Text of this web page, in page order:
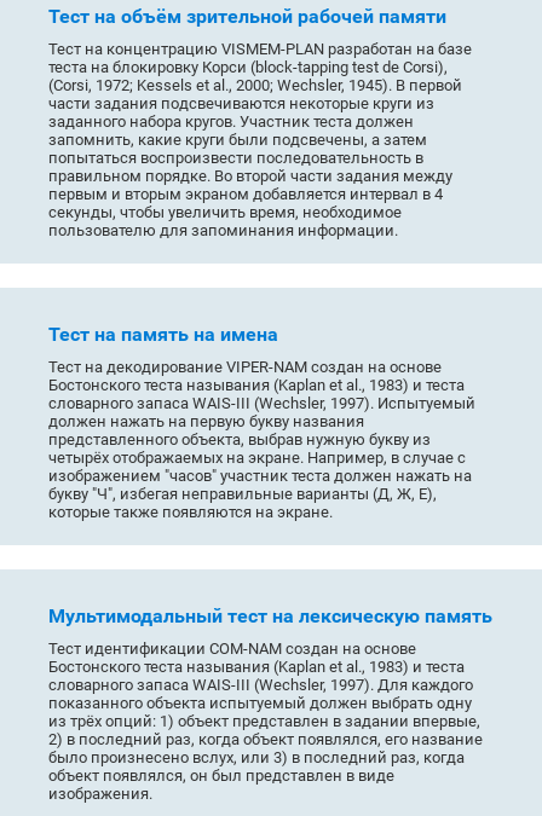
Тест на объём зрительной рабочей памяти
Тест на концентрацию VISMEM-PLAN разработан на базе
теста на блокировку Корси (block-tapping test de Corsi),
(Corsi, 1972; Kessels et al., 2000; Wechsler, 1945). В первой
части задания подсвечиваются некоторые круги из
заданного набора кругов. Участник теста должен
запомнить, какие круги были подсвечены, а затем
попытаться воспроизвести последовательность в
правильном порядке. Во второй части задания между
первым и вторым экраном добавляется интервал в 4
секунды, чтобы увеличить время, необходимое
пользователю для запоминания информации.
Тест на память на имена
Тест на декодирование VIPER-NAM создан на основе
Бостонского теста называния (Kaplan et al., 1983) и теста
словарного запаса WAIS-III (Wechsler, 1997). Испытуемый
должен нажать на первую букву названия
представленного объекта, выбрав нужную букву из
четырёх отображаемых на экране. Например, в случае с
изображением "часов" участник теста должен нажать на
букву "Ч", избегая неправильные варианты (Д, Ж, Е),
которые также появляются на экране.
Мультимодальный тест на лексическую память
Тест идентификации COM-NAM создан на основе
Бостонского теста называния (Kaplan et al., 1983) и теста
словарного запаса WAIS-III (Wechsler, 1997). Для каждого
показанного объекта испытуемый должен выбрать одну
из трёх опций: 1) объект представлен в задании впервые,
2) в последний раз, когда объект появлялся, его название
было произнесено вслух, или 3) в последний раз, когда
объект появлялся, он был представлен в виде
изображения.